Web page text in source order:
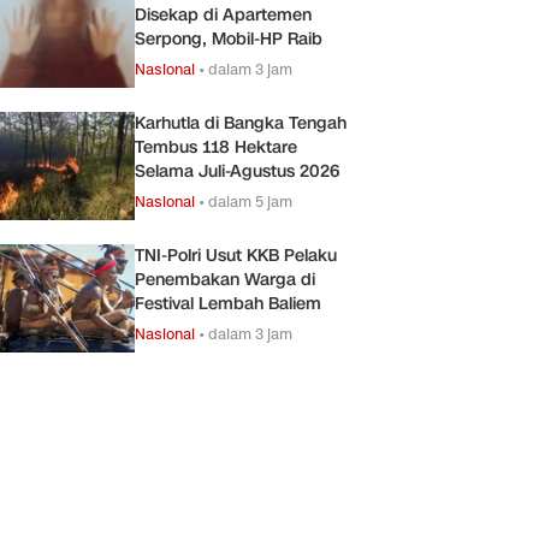
Disekap di Apartemen
Serpong, Mobil-HP Raib
Nasional •dalam 3 jam
Karhutla di Bangka Tengah
Tembus 118 Hektare
Selama Juli-Agustus 2026
Nasional •dalam 5 jam
TNI-Polri Usut KKB Pelaku
Penembakan Warga di
Festival Lembah Baliem
Nasional •dalam 3 jam